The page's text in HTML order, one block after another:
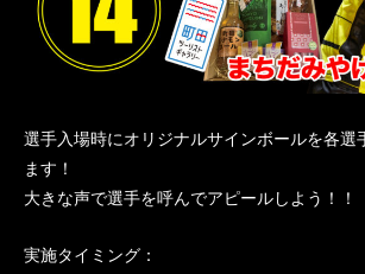
選手入場時にオリジナルサインボールを各選
ます！
大きな声で選手を呼んでアピールしよう！！
実施タイミング：